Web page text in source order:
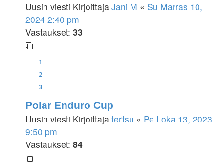
Uusin viesti Kirjoittaja Jani M « Su Marras 10,
2024 2:40 pm
Vastaukset: 33
1
2
3
Polar Enduro Cup
Uusin viesti Kirjoittaja tertsu « Pe Loka 13, 2023
9:50 pm
Vastaukset: 84